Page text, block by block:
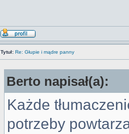
Tytuł: Re: Głupie i mądre panny
Berto napisał(a):
Każde
potrzeby